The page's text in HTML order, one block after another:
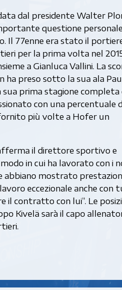
dal presidente Walter
questione
Il 77enne era stato il
per la prima volta nel
a Gianluca Vallini. La
ha preso sotto la sua ala
prima stagione completa
con una percentuale
più volte a Hofer un
il direttore sportivo e
in cui ha lavorato con i
abbiano mostrato
eccezionale anche con
il contratto con lui”. Le
Kivelä sarà il capo